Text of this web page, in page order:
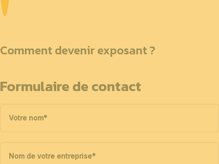
Comment devenir exposant ?
Formulaire de contact
Votre nom*
Nom de votre entreprise*